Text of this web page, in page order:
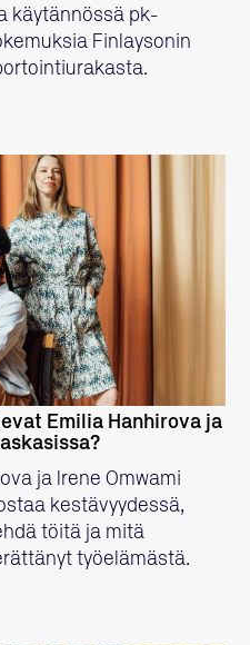
käytännössä pk-
Finlaysonin
Emilia Hanhirova ja
ja Irene Omwami
kestävyydessä,
töitä ja mitä
työelämästä.